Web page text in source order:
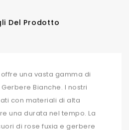
Del Prodotto
una vasta gamma di
Bianche. I nostri
con materiali di alta
una durata nel tempo. La
di rose fuxia e gerbere